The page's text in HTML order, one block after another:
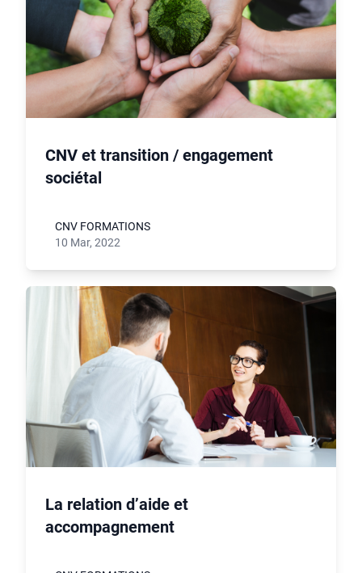
CNV et transition / engagement
sociétal
CNV FORMATIONS
10 Mar, 2022
La relation d’aide et
accompagnement